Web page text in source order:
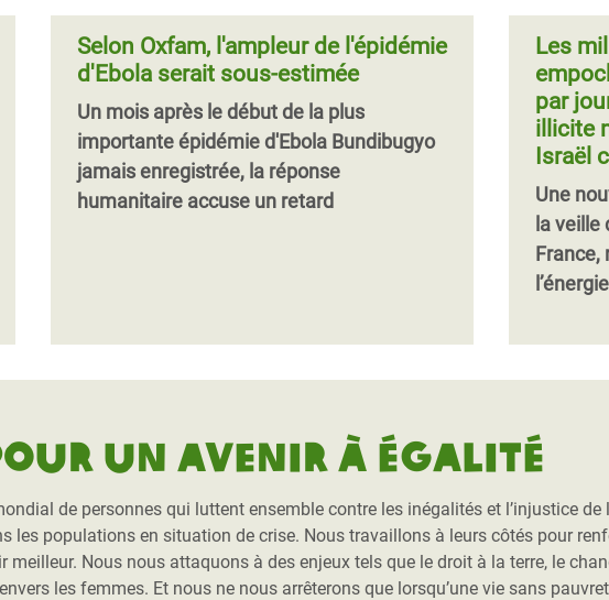
Selon Oxfam, l'ampleur de l'épidémie
d'Ebola serait sous-estimée
Un mois après le début de la plus
importante épidémie d'Ebola Bundibugyo
jamais enregistrée, la réponse
humanitaire accuse un retard
Les
par
illicite
Israël
Une
la veille
France,
un avenir à égalité
de personnes qui luttent ensemble contre les inégalités et l’injustice de
les populations en situation de crise. Nous travaillons à leurs côtés pour
meilleur. Nous nous attaquons à des enjeux tels que le droit à la terre, le
les femmes. Et nous ne nous arrêterons que lorsqu’une vie sans